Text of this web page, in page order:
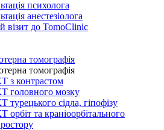
психолога
анестезіолога
візит до TomoClinic
томографія
томографія
з контрастом
головного мозку
турецького сідла, гіпофізу
орбіт та краніоорбітального